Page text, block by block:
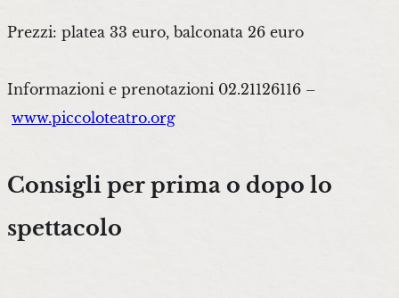
Prezzi: platea 33 euro, balconata 26 euro
Informazioni e prenotazioni 02.21126116 –
www.piccoloteatro.org
Consigli per prima o dopo lo
spettacolo